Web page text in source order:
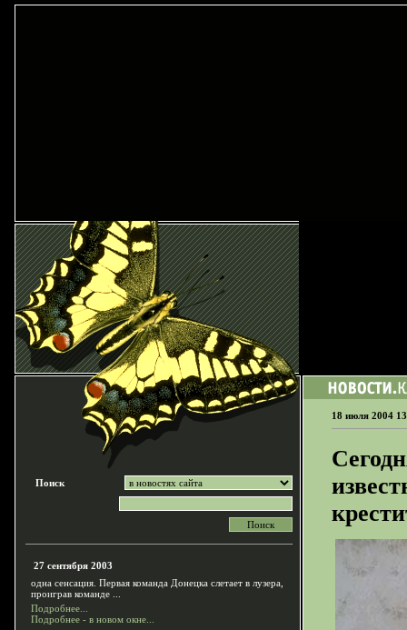
Поиск
27 сентября 2003
одна сенсация. Первая команда Донецка слетает в лузера,
проиграв команде ...
Подробнее...
Подробнее - в новом окне...
18 июля 2004